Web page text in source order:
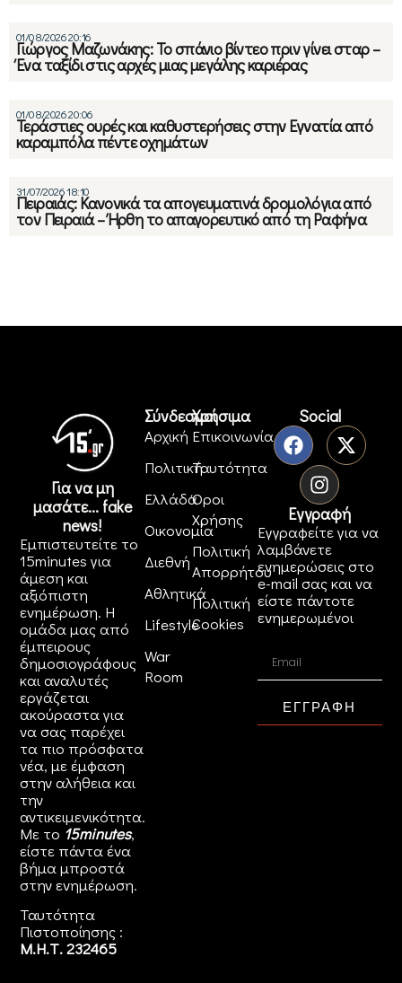
01/08/2026 20:16
Γιώργος Μαζωνάκης: Το σπάνιο βίντεο πριν γίνει σταρ –
Ένα ταξίδι στις αρχές μιας μεγάλης καριέρας
01/08/2026 20:06
Τεράστιες ουρές και καθυστερήσεις στην Εγνατία από
καραμπόλα πέντε οχημάτων
31/07/2026 18:10
Πειραιάς: Κανονικά τα απογευματινά δρομολόγια από
τον Πειραιά – Ήρθη το απαγορευτικό από τη Ραφήνα
Για να μη
μασάτε... fake
news!
Εμπιστευτείτε το
15minutes για
άμεση και
αξιόπιστη
ενημέρωση. Η
ομάδα μας από
έμπειρους
δημοσιογράφους
και αναλυτές
εργάζεται
ακούραστα για
να σας παρέχει
τα πιο πρόσφατα
νέα, με έμφαση
στην αλήθεια και
την
αντικειμενικότητα.
Με το 15minutes,
είστε πάντα ένα
βήμα μπροστά
στηνενημέρωση.
Ταυτότητα
Πιστοποίησης :
Μ.Η.Τ. 232465
Σύνδεσμοι
Αρχική
Πολιτική
Ελλάδα
Οικονομία
Διεθνή
Αθλητικά
Lifestyle
War
Room
Χρήσιμα
Επικοινωνία
Ταυτότητα
Όροι
Χρήσης
Πολιτική
Απορρήτου
Πολιτική
Cookies
Social
Εγγραφή
Εγγραφείτε για να
λαμβάνετε
ενημερώσεις στο
e-mail σας και να
είστε πάντοτε
ενημερωμένοι
ΕΓΓΡΑΦΗ